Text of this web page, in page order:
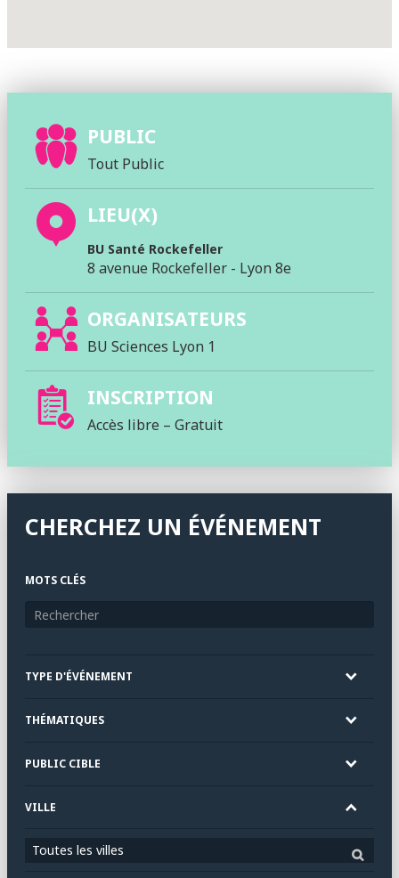
PUBLIC
Tout Public
LIEU(X)
BU Santé Rockefeller
8 avenue Rockefeller - Lyon 8e
ORGANISATEURS
BU Sciences Lyon 1
INSCRIPTION
Accès libre – Gratuit
CHERCHEZ UN ÉVÉNEMENT
MOTS CLÉS
TYPE D'ÉVÉNEMENT
THÉMATIQUES
PUBLIC CIBLE
VILLE
Toutes les villes